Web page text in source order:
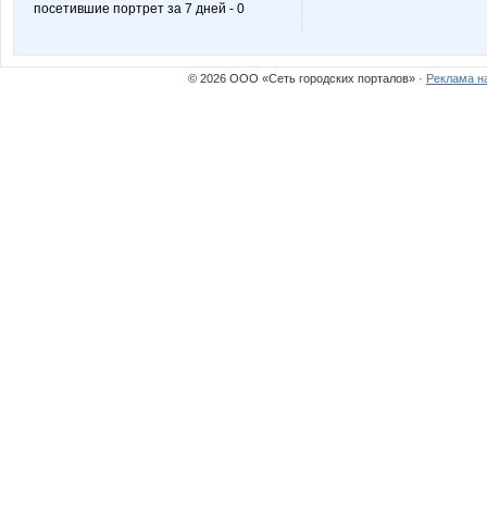
посетившие портрет за 7 дней - 0
© 2026 ООО «Сеть городских порталов» · Реклама